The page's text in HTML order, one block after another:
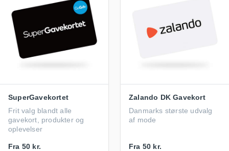
SuperGavekortet
Frit valg blandt alle
gavekort, produkter og
oplevelser
Fra 50 kr.
Zalando DK Gavekort
Danmarks største udvalg
af mode
Fra 50 kr.